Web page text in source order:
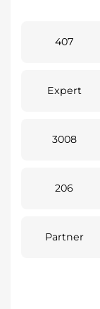
407
Expert
3008
206
Partner